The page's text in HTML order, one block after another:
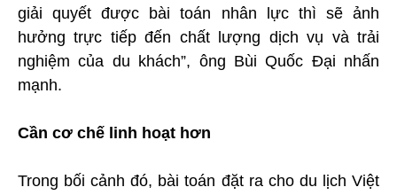
giải quyết được bài toán nhân lực thì sẽ ảnh
hưởng trực tiếp đến chất lượng dịch vụ và trải
nghiệm của du khách”, ông Bùi Quốc Đại nhấn
mạnh.
Cần cơ chế linh hoạt hơn
Trong bối cảnh đó, bài toán đặt ra cho du lịch Việt